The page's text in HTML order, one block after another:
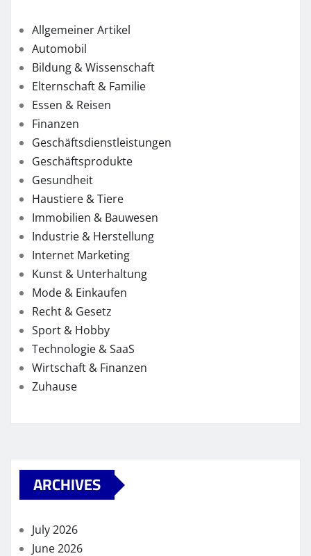
Allgemeiner Artikel
Automobil
Bildung & Wissenschaft
Elternschaft & Familie
Essen & Reisen
Finanzen
Geschäftsdienstleistungen
Geschäftsprodukte
Gesundheit
Haustiere & Tiere
Immobilien & Bauwesen
Industrie & Herstellung
Internet Marketing
Kunst & Unterhaltung
Mode & Einkaufen
Recht & Gesetz
Sport & Hobby
Technologie & SaaS
Wirtschaft & Finanzen
Zuhause
ARCHIVES
July 2026
June 2026